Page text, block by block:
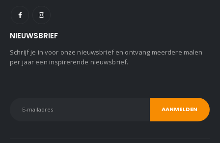
NIEUWSBRIEF
Schrijf je in voor onze nieuwsbrief en ontvang meerdere malen
per jaar een inspirerende nieuwsbrief.